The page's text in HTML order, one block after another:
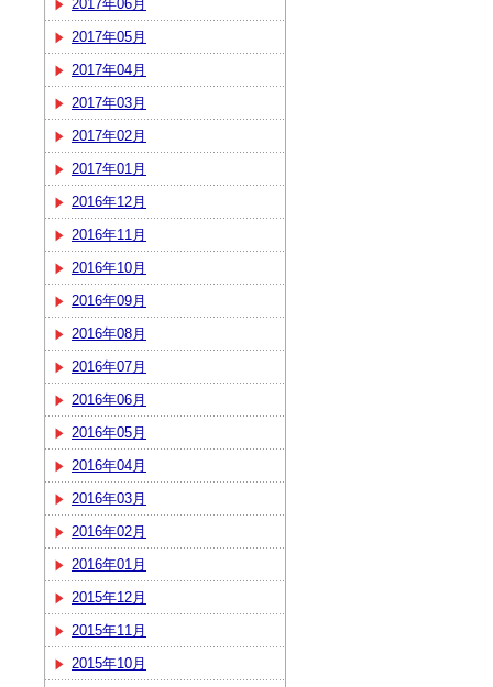
2017年06月
2017年05月
2017年04月
2017年03月
2017年02月
2017年01月
2016年12月
2016年11月
2016年10月
2016年09月
2016年08月
2016年07月
2016年06月
2016年05月
2016年04月
2016年03月
2016年02月
2016年01月
2015年12月
2015年11月
2015年10月